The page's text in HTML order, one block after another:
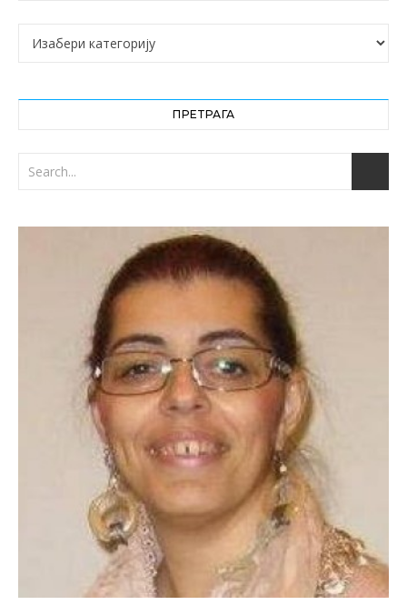
Категорије
ПРЕТРАГА